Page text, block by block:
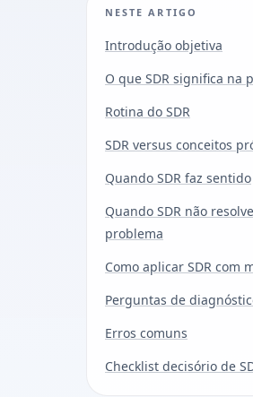
NESTE ARTIGO
Introdução objetiva
O que SDR significa na
Rotina do SDR
SDR versus conceitos
Quando SDR faz sentido
Quando SDR não
problema
Como aplicar SDR com
Perguntas de
Erros comuns
Checklist decisório de